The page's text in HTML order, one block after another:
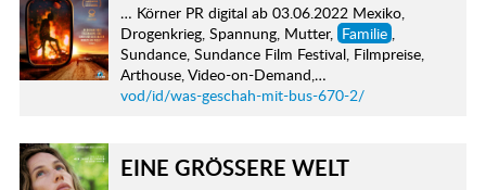
… Körner PR digital ab 03.06.2022 Mexiko,
Drogenkrieg, Spannung, Mutter, Familie ,
Sundance, Sundance Film Festival, Filmpreise,
Arthouse, Video-on-Demand,…
vod/id/was-geschah-mit-bus-670-2/
EINE GRÖSSERE WELT